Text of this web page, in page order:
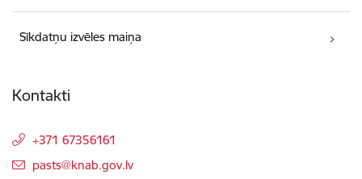
Sīkdatņu izvēles maiņa
Kontakti
+371 67356161
E-pasts:
pasts@knab.gov.lv